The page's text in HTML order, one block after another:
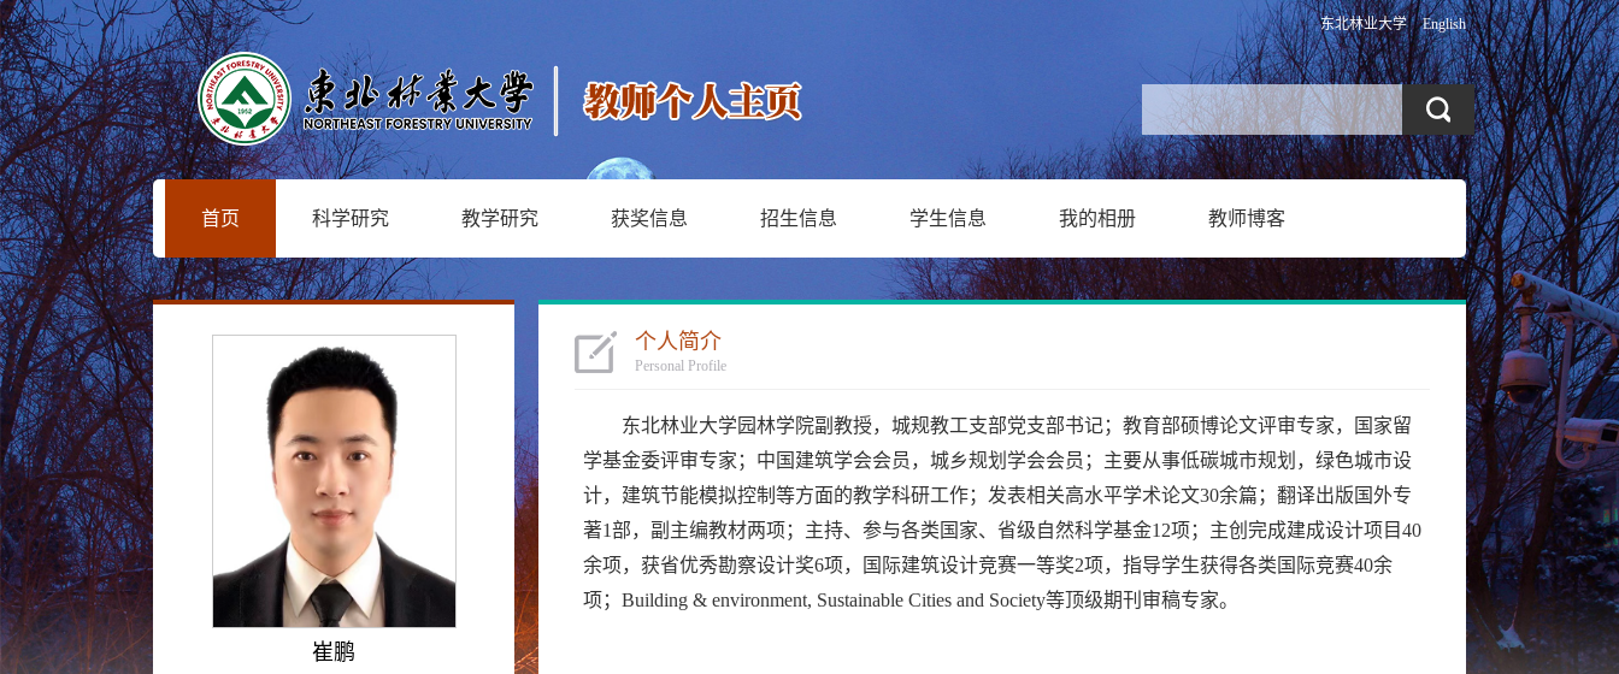
东北林业大学 English
首页 科学研究 教学研究 获奖信息 招生信息 学生信息 我的相册 教师博客
崔鹏
个人简介
Personal Profile
东北林业大学园林学院副教授，城规教工支部党支部书记；教育部硕博论文评审专家，国家留
学基金委评审专家； 中国建筑学会会员，城乡规划学会会员； 主要从事低碳城市规划 ，绿色城市设
计，建筑节能模拟控制等方面的教学科研工作；发表相关高水平学术论文30余篇 ； 翻译出版国外专
著1部， 副主编教材两项； 主持、参与各类国家、省级自然科学基金12项 ； 主创完成建成设计项目40
余项，获省优秀勘察设计奖6项，国际建筑设计竞赛一等奖2项，指导学生获得各类国际竞赛40余
项 ； Building & environment, Sustainable Cities and Society等顶级期刊审稿专家。